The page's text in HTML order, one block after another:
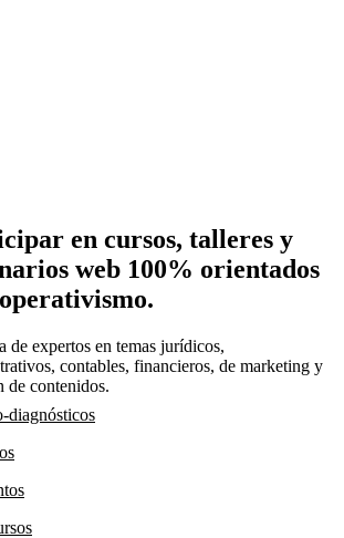
en cursos, talleres y
web 100% orientados
de expertos en temas jurídicos,
contables, financieros, de marketing y
de contenidos.
diagnósticos